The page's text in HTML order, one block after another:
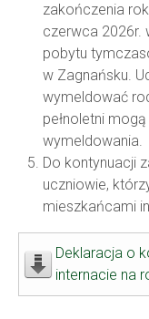
zakończenia
czerwca 2026r.
pobytu
w Zagnańsku.
wymeldować
pełnoletni
wymeldowania.
Do kontynuacji
uczniowie,
mieszkańcami
Deklaracja o
internacie na